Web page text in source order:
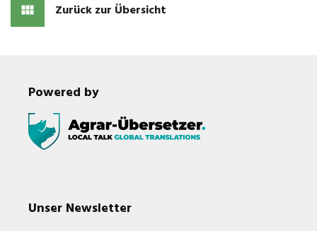
Zurück zur Übersicht
Powered by
Unser Newsletter